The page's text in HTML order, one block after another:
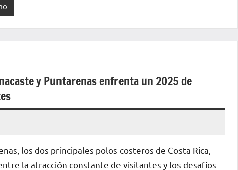
y Puntarenas enfrenta un 2025 de
los dos principales polos costeros de Costa Rica,
la atracción constante de visitantes y los desafíos